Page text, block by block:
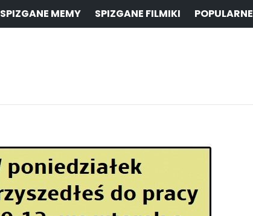
SPIZGANE MEMY SPIZGANE FILMIKI POPULARNE